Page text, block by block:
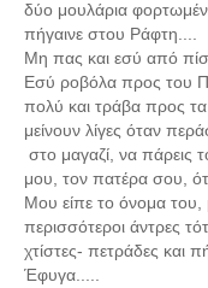
δύο μουλάρια
πήγαινε στου Ράφτη....
Μη πας και εσύ από
Εσύ ροβόλα προς του
πολύ και τράβα προς τα
μείνουν λίγες όταν
στο μαγαζί, να πάρεις
μου, τον πατέρα σου,
Μου είπε το όνομα
περισσότεροι άντρες
χτίστες- πετράδες και
Έφυγα.....